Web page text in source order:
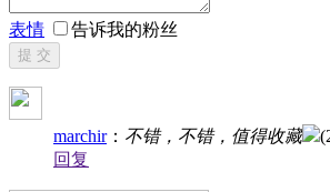
表情 告诉我的粉丝
提 交
marchir： 不错，不错，值得收藏
回复